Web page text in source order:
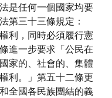
任何一個國家均要
第三十三條規定：
利，同時必須履行憲
進一步要求「公民在
家的、社會的、集體
利。」第五十二條更
全國各民族團結的義